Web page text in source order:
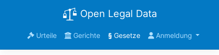
Open Legal Data
Urteile Gerichte §Gesetze Anmeldung